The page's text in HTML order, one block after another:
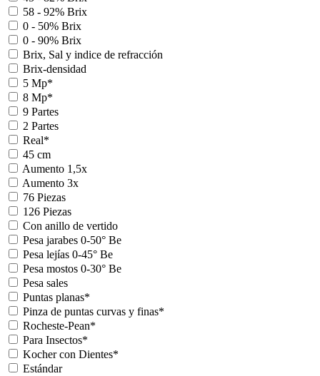
58 - 92% Brix
0 - 50% Brix
0 - 90% Brix
Brix, Sal y indice de refracción
Brix-densidad
5 Mp*
8 Mp*
9 Partes
2 Partes
Real*
45 cm
Aumento 1,5x
Aumento 3x
76 Piezas
126 Piezas
Con anillo de vertido
Pesa jarabes 0-50° Be
Pesa lejías 0-45° Be
Pesa mostos 0-30° Be
Pesa sales
Puntas planas*
Pinza de puntas curvas y finas*
Rocheste-Pean*
Para Insectos*
Kocher con Dientes*
Estándar